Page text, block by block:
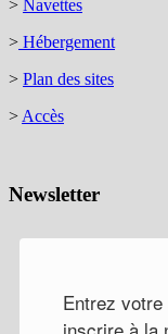
> Navettes
> Hébergement
> Plan des sites
> Accès
Newsletter
Entrez